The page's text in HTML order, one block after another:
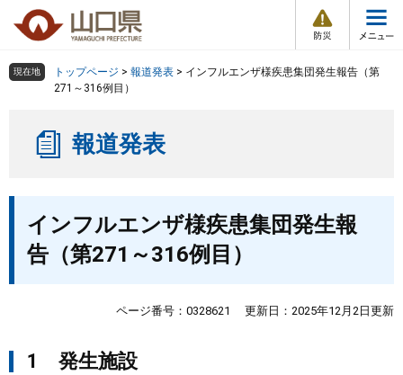
の
ー
情
報
メ
ュ
組織で探す
くらし・環境
検索の仕方 組織で探す
現在地 トップページ > 報道発表 > インフルエンザ様疾患集団発生報告（第
271～316例目）
報道発表
インフルエンザ様疾患集団発生報
告（第271～316例目）
ページ番号：0328621 更新日：2025年12月2日更新
1 発生施設